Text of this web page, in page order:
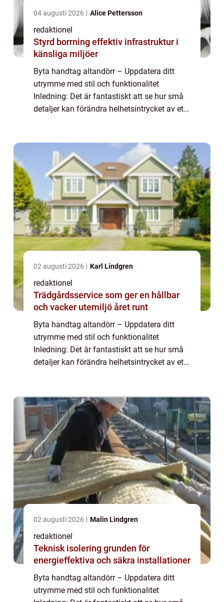
04 augusti 2026 Alice Pettersson
redaktionel
Styrd borrning effektiv infrastruktur i
känsliga miljöer
Byta handtag altandörr – Uppdatera ditt
utrymme med stil och funktionalitet
Inledning: Det är fantastiskt att se hur små
detaljer kan förändra helhetsintrycket av ett
02 augusti 2026 Karl Lindgren
redaktionel
Trädgårdsservice som ger en hållbar
och vacker utemiljö året runt
Byta handtag altandörr – Uppdatera ditt
utrymme med stil och funktionalitet
Inledning: Det är fantastiskt att se hur små
detaljer kan förändra helhetsintrycket av ett
02 augusti 2026 Malin Lindgren
redaktionel
Teknisk isolering grunden för
energieffektiva och säkra installationer
Byta handtag altandörr – Uppdatera ditt
utrymme med stil och funktionalitet